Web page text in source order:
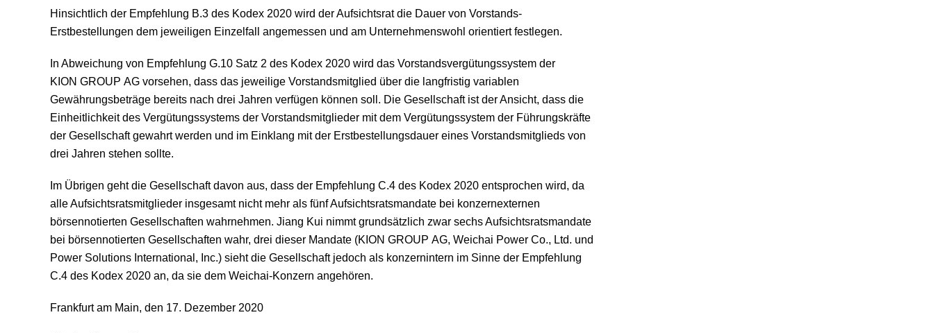
Hinsichtlich der Empfehlung B.3 des Kodex 2020 wird der Aufsichtsrat die Dauer von Vorstands-
Erstbestellungen dem jeweiligen Einzelfall angemessen und am Unternehmenswohl orientiert festlegen.
In Abweichung von Empfehlung G.10 Satz 2 des Kodex 2020 wird das Vorstandsvergütungssystem der
KION GROUP AG vorsehen, dass das jeweilige Vorstandsmitglied über die langfristig variablen
Gewährungsbeträge bereits nach drei Jahren verfügen können soll. Die Gesellschaft ist der Ansicht, dass die
Einheitlichkeit des Vergütungssystems der Vorstandsmitglieder mit dem Vergütungssystem der Führungskräfte
der Gesellschaft gewahrt werden und im Einklang mit der Erstbestellungsdauer eines Vorstandsmitglieds von
drei Jahren stehen sollte.
Im Übrigen geht die Gesellschaft davon aus, dass der Empfehlung C.4 des Kodex 2020 entsprochen wird, da
alle Aufsichtsratsmitglieder insgesamt nicht mehr als fünf Aufsichtsratsmandate bei konzernexternen
börsennotierten Gesellschaften wahrnehmen. Jiang Kui nimmt grundsätzlich zwar sechs Aufsichtsratsmandate
bei börsennotierten Gesellschaften wahr, drei dieser Mandate (KION GROUP AG, Weichai Power Co., Ltd. und
Power Solutions International, Inc.) sieht die Gesellschaft jedoch als konzernintern im Sinne der Empfehlung
C.4 des Kodex 2020 an, da sie dem Weichai-Konzern angehören.
Frankfurt am Main, den 17. Dezember 2020